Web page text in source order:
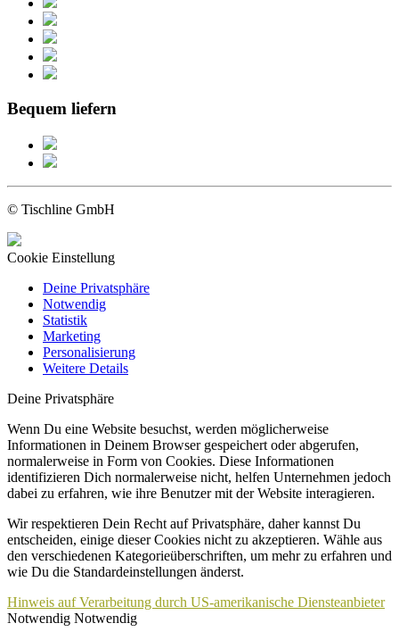
Bequem liefern
© Tischline GmbH
Cookie Einstellung
Deine Privatsphäre
Notwendig
Statistik
Marketing
Personalisierung
Weitere Details
Deine Privatsphäre
Wenn Du eine Website besuchst, werden möglicherweise
Informationen in Deinem Browser gespeichert oder abgerufen,
normalerweise in Form von Cookies. Diese Informationen
identifizieren Dich normalerweise nicht, helfen Unternehmen jedoch
dabei zu erfahren, wie ihre Benutzer mit der Website interagieren.
Wir respektieren Dein Recht auf Privatsphäre, daher kannst Du
entscheiden, einige dieser Cookies nicht zu akzeptieren. Wähle aus
den verschiedenen Kategorieüberschriften, um mehr zu erfahren und
wie Du die Standardeinstellungen änderst.
Hinweis auf Verarbeitung durch US-amerikanische Diensteanbieter
Notwendig Notwendig